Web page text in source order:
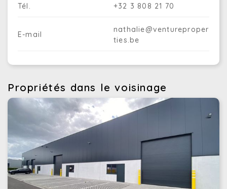
Tél. +32 3 808 21 70
E-mail
nathalie@ventureproper
ties.be
Propriétés dans le voisinage